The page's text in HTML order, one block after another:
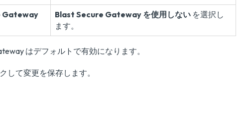
Gateway
Blast Secure Gateway を使用しない を選択し
ます。
はデフォルトで有効になります。
して変更を保存します。